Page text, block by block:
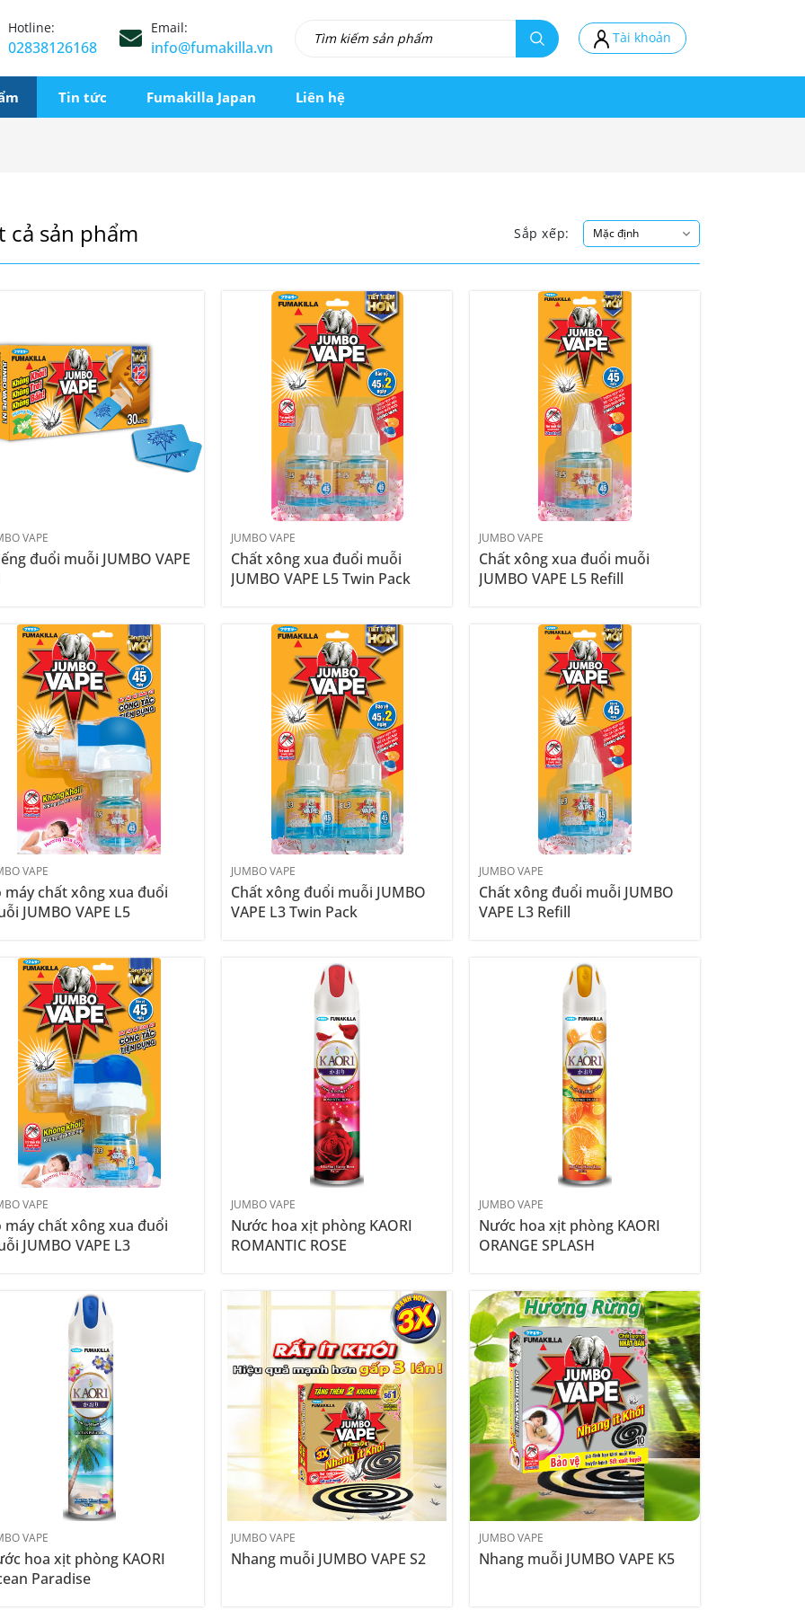
Hotline:
02838126168
Email:
info@fumakilla.vn
Tài khoản
Tin tức Fumakilla Japan Liên hệ
cả sản phẩm Sắp xếp:
VAPE
đuổi muỗi JUMBO VAPE
JUMBO VAPE
Chất xông xua đuổi muỗi
JUMBO VAPE L5 Twin Pack
JUMBO VAPE
Chất xông xua đuổi muỗi
JUMBO VAPE L5 Refill
VAPE
máy chất xông xua đuổi
JUMBO VAPE L5
JUMBO VAPE
Chất xông đuổi muỗi JUMBO
VAPE L3 Twin Pack
JUMBO VAPE
Chất xông đuổi muỗi JUMBO
VAPE L3 Refill
VAPE
máy chất xông xua đuổi
JUMBO VAPE L3
JUMBO VAPE
Nước hoa xịt phòng KAORI
ROMANTIC ROSE
JUMBO VAPE
Nước hoa xịt phòng KAORI
ORANGE SPLASH
VAPE
hoa xịt phòng KAORI
Paradise
JUMBO VAPE
Nhang muỗi JUMBO VAPE S2
JUMBO VAPE
Nhang muỗi JUMBO VAPE K5